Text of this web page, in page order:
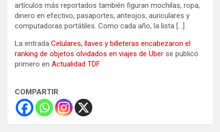
artículos más reportados también figuran mochilas, ropa,
dinero en efectivo, pasaportes, anteojos, auriculares y
computadoras portátiles. Como cada año, la lista […]
La entrada Celulares, llaves y billeteras encabezaron el
ranking de objetos olvidados en viajes de Uber se publicó
primero en Actualidad TDF.
COMPARTIR